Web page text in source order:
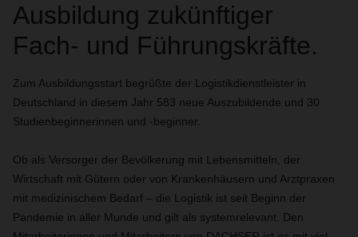
Ausbildung zukünftiger
Fach- und Führungskräfte.
Zum Ausbildungsstart begrüßte der Logistikdienstleister in
Deutschland in diesem Jahr 583 neue Auszubildende und 30
Studienbeginnerinnen und -beginner.
Ob als Versorger der Bevölkerung mit Lebensmitteln, der
Wirtschaft mit Gütern oder von Krankenhäusern und Arztpraxen
mit medizinischem Bedarf – die Logistik ist seit Beginn der
Pandemie in aller Munde und gilt als systemrelevant. Den